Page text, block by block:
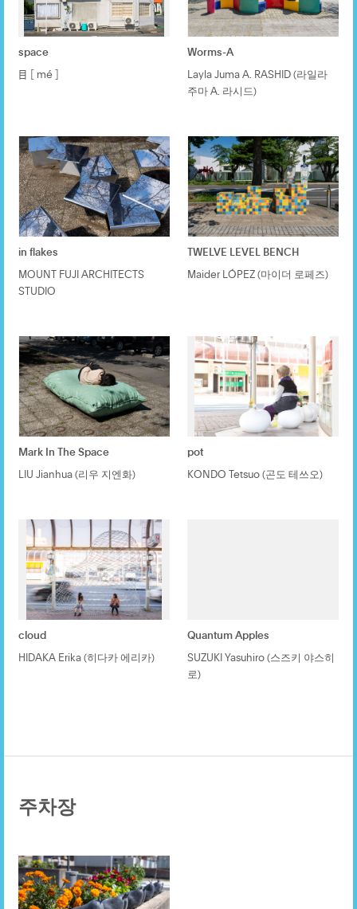
space
目 ［ mé ］
Worms-A
Layla Juma A. RASHID (라일라
주마 A. 라시드)
in flakes
MOUNT FUJI ARCHITECTS
STUDIO
TWELVE LEVEL BENCH
Maider LÓPEZ (마이더 로페즈)
Mark In The Space
LIU Jianhua (리우 지엔화)
pot
KONDO Tetsuo (곤도 테쓰오)
cloud
HIDAKA Erika (히다카 에리카)
Quantum Apples
SUZUKI Yasuhiro (스즈키 야스히
로)
주차장